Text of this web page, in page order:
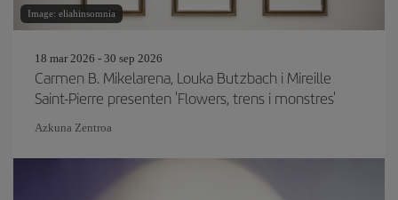
Image: eliahinsomnia
18 mar 2026 - 30 sep 2026
Carmen B. Mikelarena, Louka Butzbach i Mireille
Saint-Pierre presenten 'Flowers, trens i monstres'
Azkuna Zentroa